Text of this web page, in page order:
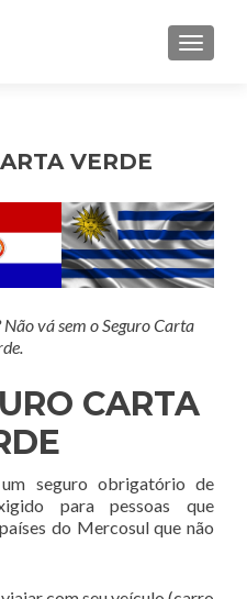
VERDE
vá sem o Seguro Carta
CARTA
seguro obrigatório de
para pessoas que
do Mercosul que não